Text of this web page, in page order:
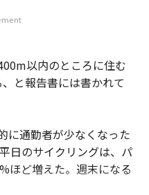
以内のところに住む
と報告書には書かれて
に通勤者が少なくなった
日のサイクリングは、パ
ほど増えた。週末になる